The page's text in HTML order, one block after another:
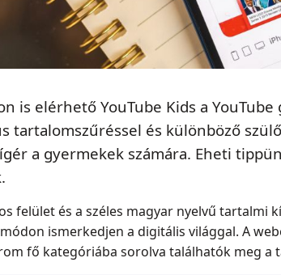
is elérhető YouTube Kids a
tartalomszűréssel és különböző
a gyermekek számára. Eheti
felület és a széles magyar nyelvű tartalmi
ismerkedjen a digitális világgal. A
fő kategóriába sorolva találhatók meg a